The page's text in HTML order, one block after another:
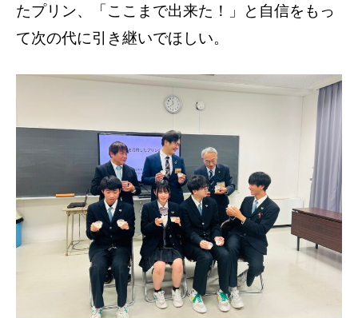
たプリン、「ここまで出来た！」と自信をもっ
て次の代に引き継いでほしい。